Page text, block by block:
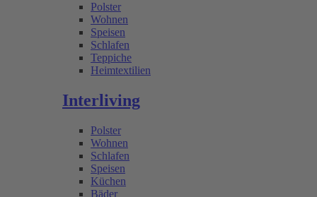
Polster
Wohnen
Speisen
Schlafen
Teppiche
Heimtextilien
Interliving
Polster
Wohnen
Schlafen
Speisen
Küchen
Bäder